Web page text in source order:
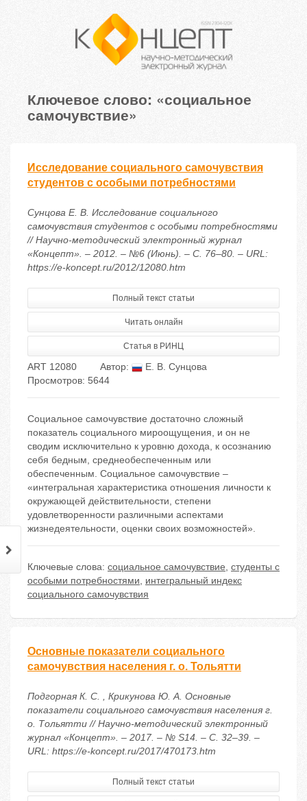
Ключевое слово: «социальное
самочувствие»
Исследование социального самочувствия
студентов с особыми потребностями
Сунцова Е. В. Исследование социального
самочувствия студентов с особыми потребностями
// Научно-методический электронный журнал
«Концепт». – 2012. – №6 (Июнь). – С. 76–80. – URL:
https://e-koncept.ru/2012/12080.htm
Полный текст статьи
Читать онлайн
Статья в РИНЦ
ART 12080 Автор:
Е. В. Сунцова
Просмотров: 5644
Социальное самочувствие достаточно сложный
показатель социального мироощущения, и он не
сводим исключительно к уровню дохода, к осознанию
себя бедным, среднеобеспеченным или
обеспеченным. Социальное самочувствие –
«интегральная характеристика отношения личности к
окружающей действительности, степени
удовлетворенности различными аспектами
жизнедеятельности, оценки своих возможностей».
Ключевые слова: социальное самочувствие, студенты с
особыми потребностями, интегральный индекс
социального самочувствия
Основные показатели социального
самочувствия населения г. о. Тольятти
Подгорная К. С. , Крикунова Ю. А. Основные
показатели социального самочувствия населения г.
о. Тольятти // Научно-методический электронный
журнал «Концепт». – 2017. – № S14. – С. 32–39. –
URL: https://e-koncept.ru/2017/470173.htm
Полный текст статьи